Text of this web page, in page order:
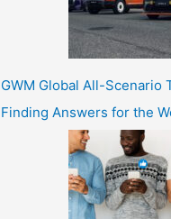
GWM Global All-Scenario
Finding Answers for the